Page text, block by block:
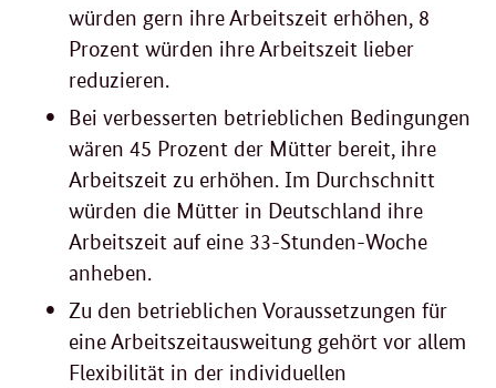
würden gern ihre Arbeitszeit erhöhen, 8
Prozent würden ihre Arbeitszeit lieber
reduzieren.
Bei verbesserten betrieblichen Bedingungen
wären 45 Prozent der Mütter bereit, ihre
Arbeitszeit zu erhöhen. Im Durchschnitt
würden die Mütter in Deutschland ihre
Arbeitszeit auf eine 33-Stunden-Woche
anheben.
Zu den betrieblichen Voraussetzungen für
eine Arbeitszeitausweitung gehört vor allem
Flexibilität in der individuellen